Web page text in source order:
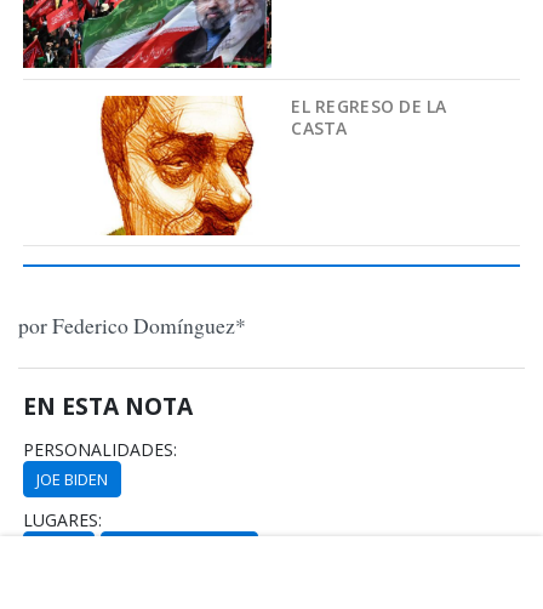
EL REGRESO DE LA
CASTA
por Federico Domínguez*
EN ESTA NOTA
PERSONALIDADES:
JOE BIDEN
LUGARES: